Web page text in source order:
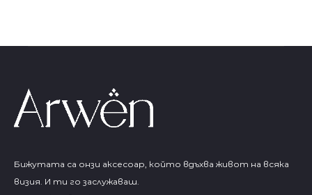
Бижутата са онзи аксесоар, който вдъхва живот на всяка
визия. И ти го заслужаваш.